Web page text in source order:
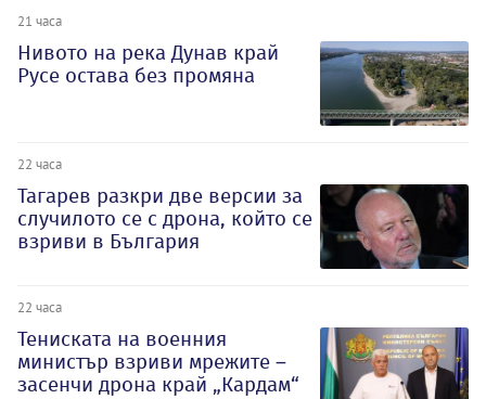
21 часа
Нивото на река Дунав край
Русе остава без промяна
22 часа
Тагарев разкри две версии за
случилото се с дрона, който се
взриви в България
22 часа
Тениската на военния
министър взриви мрежите –
засенчи дрона край „Кардам“